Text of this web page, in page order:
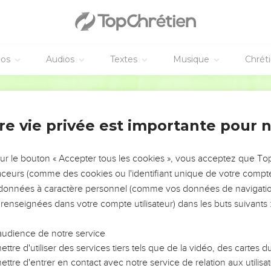
Audios Textes Musique
du talion. Comme il avait fait à Dieu, Dieu lui a fait.
faire sentir que si les fils le traitent comme l'ont traité leurs
ci.
. Cette circonstance rend l'exil plus douloureux : des peuples
habitent à l'extrémité du monde.
que je leur avais donnée.
traduireils ont faitet envisager cette dernière parole comme
y voir la fin des anciennes menaces de l'Eternel, qu'il
, Dieu fait retomber la faute de cette catastrophe sur les
de la ruine de leur patrie.
vie privée est importante pour
le bouton « Accepter tous les cookies », vous acceptez que
(comme des cookies ou l'identifiant unique de votre
à caractère personnel (comme vos données de
dans votre compte utilisateur) dans les buts suivants :
de notre service
d'utiliser des services tiers tels que de la vidéo, des cartes
d'entrer en contact avec notre service de relation aux